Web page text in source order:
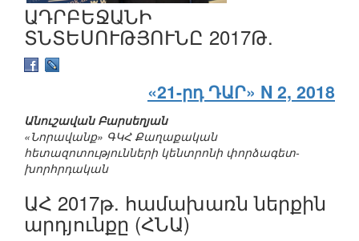
ԱԴՐԲԵՋԱՆԻ
ՏՆՏԵՍՈՒԹՅՈՒՆԸ 2017Թ.
«21-րդ ԴԱՐ» N 2, 2018
Անուշավան Բարսեղյան
«Նորավանք» ԳԿՀ Քաղաքական
հետազոտությունների կենտրոնի փորձագետ-
խորհրդական
ԱՀ 2017թ. համախառն ներքին
արդյունքը (ՀՆԱ)